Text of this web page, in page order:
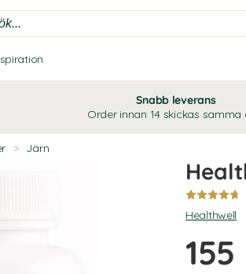
Snabb leverans
Order innan 14 skickas samma
> Järn
Healthwell